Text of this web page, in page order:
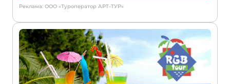
Реклама: ООО «Туроператор АРТ-ТУР»